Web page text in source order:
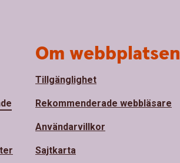
Om webbplatsen
Tillgänglighet
Rekommenderade webbläsare
Användarvillkor
Sajtkarta